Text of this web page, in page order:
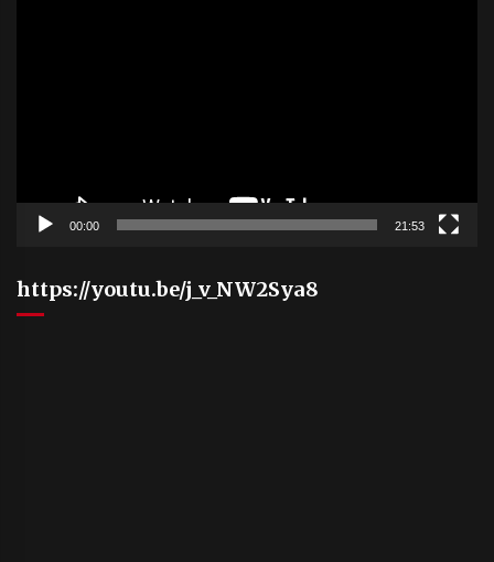
00:00 21:53
https://youtu.be/j_v_NW2Sya8